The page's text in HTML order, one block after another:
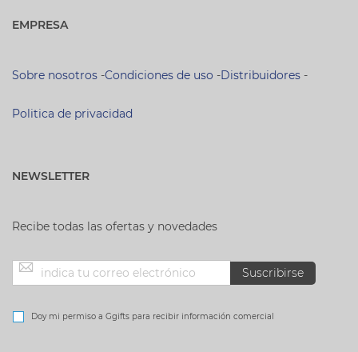
EMPRESA
Sobre nosotros -Condiciones de uso -Distribuidores -
Politica de privacidad
NEWSLETTER
Recibe todas las ofertas y novedades
Inscríbase
a
Suscribirse
Doy mi permiso a Ggifts para recibir información comercial